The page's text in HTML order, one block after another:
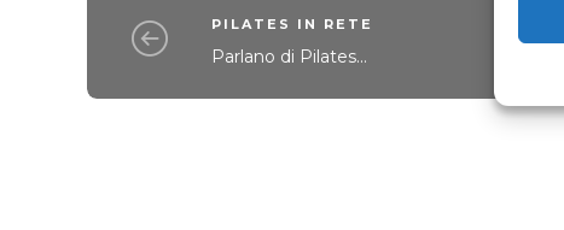
PILATES IN RETE
Parlano di Pilates...